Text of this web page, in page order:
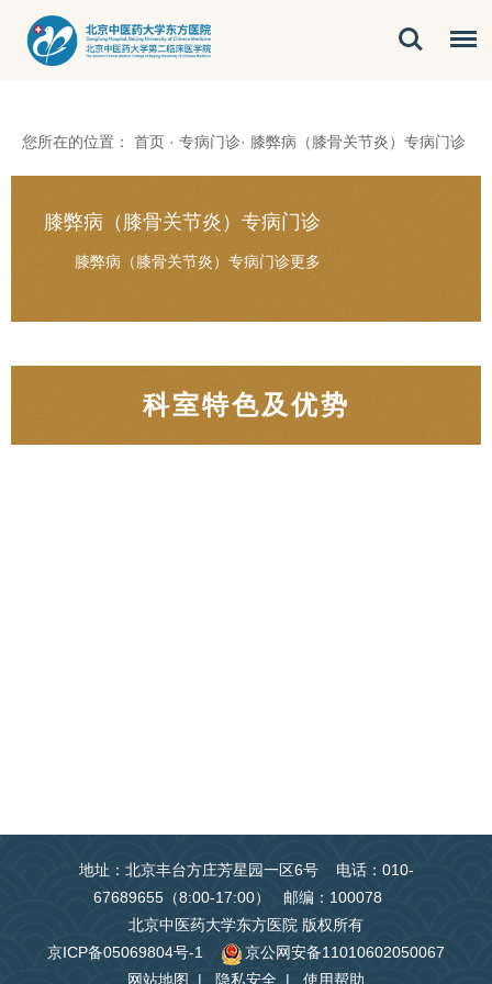
您所在的位置： 首页 · 专病门诊· 膝弊病（膝骨关节炎）专病门诊
膝弊病（膝骨关节炎）专病门诊
膝弊病（膝骨关节炎）专病门诊更多
科室特色及优势
地址：北京丰台方庄芳星园一区6号 电话：010-
67689655（8:00-17:00） 邮编：100078
北京中医药大学东方医院 版权所有
京ICP备05069804号-1
京公网安备11010602050067
网站地图
| 隐私安全 | 使用帮助